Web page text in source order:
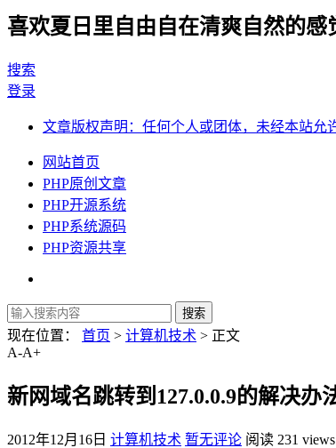
喜欢夏日里自由自在清爽自然的感
搜索
登录
文章版权声明：任何个人或团体，未经本站允
网站首页
PHP原创文章
PHP开源系统
PHP系统源码
PHP资源共享
现在位置： 首页 > 计算机技术 > 正文
A-A+
新网域名跳转到127.0.0.9的解决办
2012年12月16日 计算机技术 暂无评论 阅读 231